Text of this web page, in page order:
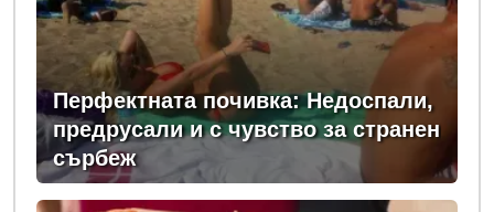
Перфектната почивка: Недоспали,
предрусали и с чувство за странен
сърбеж